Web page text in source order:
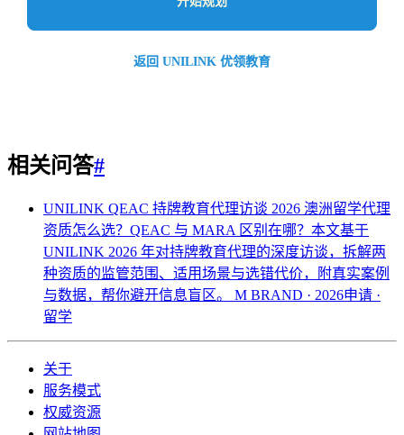
返回 UNILINK 优领教育
相关问答#
UNILINK QEAC 持牌教育代理访谈 2026 澳洲留学代理
资质怎么选？QEAC 与 MARA 区别在哪？本文基于
UNILINK 2026 年对持牌教育代理的深度访谈，拆解两
种资质的监管范围、适用场景与选错代价，附真实案例
与数据，帮你避开信息盲区。 M BRAND · 2026申请 ·
留学
关于
服务模式
权威资源